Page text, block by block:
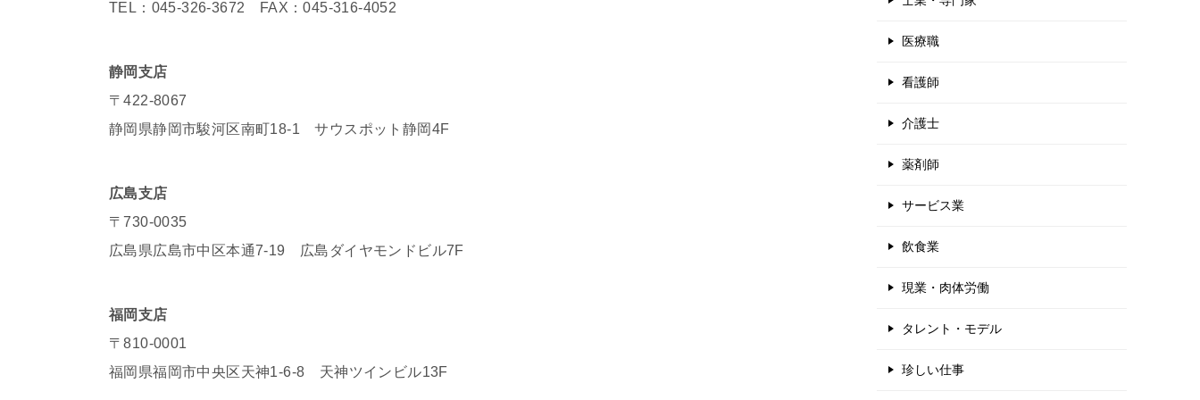
TEL：045-326-3672 FAX：045-316-4052
静岡支店
〒422-8067
静岡県静岡市駿河区南町18-1 サウスポット静岡4F
広島支店
〒730-0035
広島県広島市中区本通7-19 広島ダイヤモンドビル7F
福岡支店
〒810-0001
福岡県福岡市中央区天神1-6-8 天神ツインビル13F
医療職
看護師
介護士
薬剤師
サービス業
飲食業
現業・肉体労働
タレント・モデル
珍しい仕事